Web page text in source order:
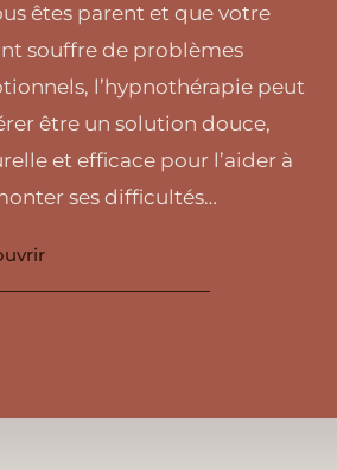
êtes parent et que votre
souffre de problèmes
l’hypnothérapie peut
être un solution douce,
et efficace pour l’aider à
ses difficultés…